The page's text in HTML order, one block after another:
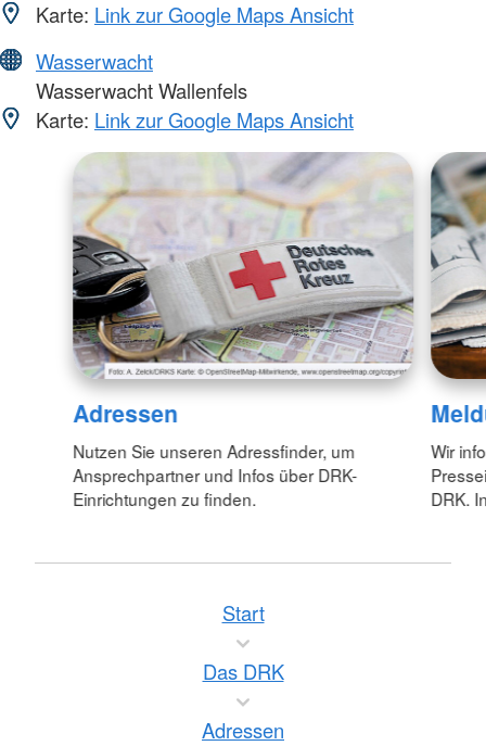
Karte: Link zur Google Maps Ansicht
Wasserwacht
Wasserwacht Wallenfels
Karte: Link zur Google Maps Ansicht
Adressen
Nutzen Sie unseren Adressfinder, um
Ansprechpartner und Infos über DRK-
Einrichtungen zu finden.
Wir
DRK.
Start
Das DRK
Adressen